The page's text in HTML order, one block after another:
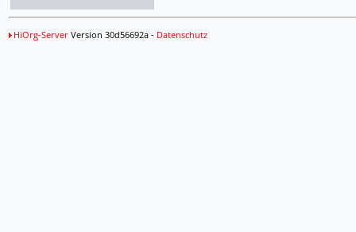
HiOrg-ServerVersion 30d56692a - Datenschutz